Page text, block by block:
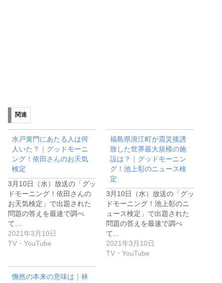
関連
水戸黄門にあたる人は何
人いた？｜グッドモーニ
ング！依田さんのお天気
検定
3月10日（水）放送の「グッ
ドモーニング！依田さんの
お天気検定」で出題された
問題の答えを最速で調べ
て…
2021年3月10日
TV・YouTube
福島県浪江町が震災後誘
致した世界最大規模の施
設は？｜グッドモーニン
グ！池上彰のニュース検
定
3月10日（水）放送の「グッ
ドモーニング！池上彰のニ
ュース検定」で出題された
問題の答えを最速で調べ
て…
2021年3月10日
TV・YouTube
憮然の本来の意味は｜林